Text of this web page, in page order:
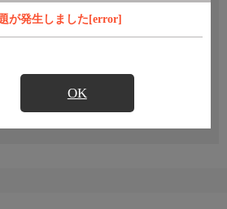
が発生しました[error]
OK